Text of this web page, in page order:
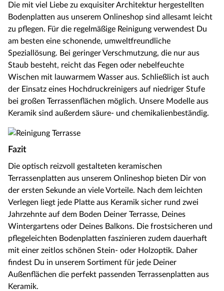
Die mit viel Liebe zu exquisiter Architektur hergestellten
Bodenplatten aus unserem Onlineshop sind allesamt leicht
zu pflegen. Für die regelmäßige Reinigung verwendest Du
am besten eine schonende, umweltfreundliche
Speziallösung. Bei geringer Verschmutzung, die nur aus
Staub besteht, reicht das Fegen oder nebelfeuchte
Wischen mit lauwarmem Wasser aus. Schließlich ist auch
der Einsatz eines Hochdruckreinigers auf niedriger Stufe
bei großen Terrassenflächen möglich. Unsere Modelle aus
Keramik sind außerdem säure- und chemikalienbeständig.
Fazit
Die optisch reizvoll gestalteten keramischen
Terrassenplatten aus unserem Onlineshop bieten Dir von
der ersten Sekunde an viele Vorteile. Nach dem leichten
Verlegen liegt jede Platte aus Keramik sicher rund zwei
Jahrzehnte auf dem Boden Deiner Terrasse, Deines
Wintergartens oder Deines Balkons. Die frostsicheren und
pflegeleichten Bodenplatten faszinieren zudem dauerhaft
mit einer zeitlos schönen Stein- oder Holzoptik. Daher
findest Du in unserem Sortiment für jede Deiner
Außenflächen die perfekt passenden Terrassenplatten aus
Keramik.